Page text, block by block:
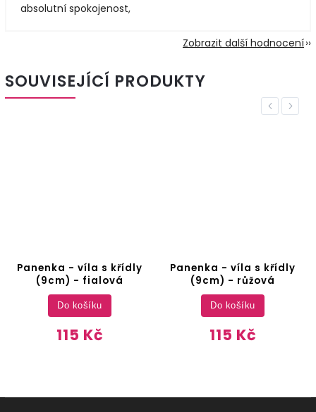
absolutní spokojenost,
Zobrazit další hodnocení
SOUVISEJÍCÍ PRODUKTY
Previous
Panenka - víla s křídly
(9cm) - fialová
115 Kč
Do košíku
Panenka - víla s křídly
(9cm) - růžová
115 Kč
Do košíku
Next